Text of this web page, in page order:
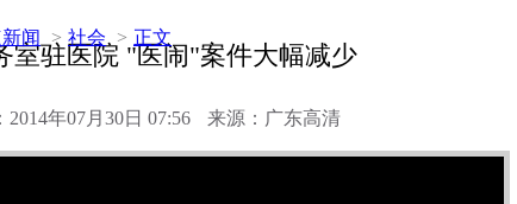
闻 > 社会 > 正文
室驻医院 "医闹"案件大幅减少
2014年07月30日 07:56 来源：广东高清